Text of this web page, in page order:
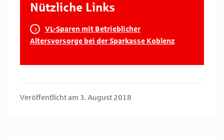
Nützliche Links
VL-Sparen mit Betrieblicher
Altersvorsorge bei der Sparkasse Koblenz
Veröffentlicht am 3. August 2018